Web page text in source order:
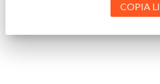
COPIA